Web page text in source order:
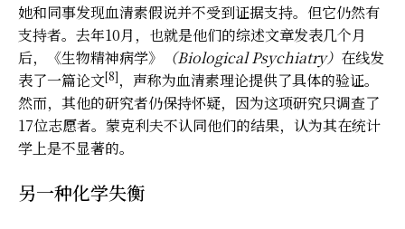
她和同事发现血清素假说并不受到证据支持。但它仍然有
支持者。去年10月，也就是他们的综述文章发表几个月
后，《生物精神病学》
（Biological Psychiatry） 在线发
表了一篇论文[8]，声称为血清素理论提供了具体的验证。
然而，其他的研究者仍保持怀疑，因为这项研究只调查了
17位志愿者。蒙克利夫不认同他们的结果，认为其在统计
学上是不显著的。
另一种化学失衡